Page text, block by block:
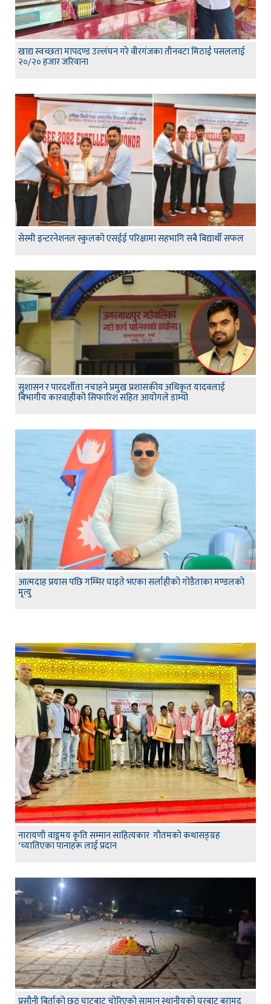
खाद्य स्वच्छता मापदण्ड उल्लंघन गरे वीरगंजका तीनवटा मिठाई पसललाई
२०/२० हजार जरिवाना
सेस्मी इन्टरनेशनल स्कुलको एसईई परिक्षामा सहभागि सबै बिद्यार्थी सफल
सुशासन र पारदर्शीता नचाहने प्रमुख प्रशासकीय अधिकृत यादवलाई
बिभागीय कारवाहीको सिफारिश सहित आयोगले डाम्यो
आत्मदाह प्रयास पछि गम्भिर घाइते भएका सर्लाहीको गोडैताका मण्डलको
मृत्यु
नारायणी वाङ्गमय कृति सम्मान साहित्यकार गौतमको कथासङ्ग्रह
‘च्यातिएका पानाहरू लाई प्रदान